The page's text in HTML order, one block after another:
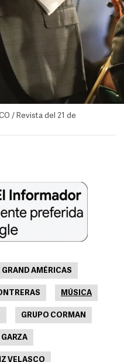
/ Revista del 21 de
AMÉRICAS
MÚSICA
GRUPO CORMAN
GARZA
VELASCO